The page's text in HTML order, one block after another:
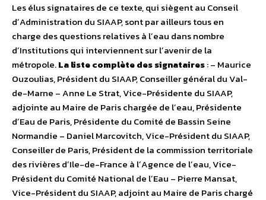
Les élus signataires de ce texte, qui siègent au Conseil
dʼAdministration du SIAAP, sont par ailleurs tous en
charge des questions relatives à lʼeau dans nombre
dʼInstitutions qui interviennent sur lʼavenir de la
métropole.La liste complète des signataires: – Maurice
Ouzoulias, Président du SIAAP, Conseiller général du Val-
de-Marne – Anne Le Strat, Vice-Présidente du SIAAP,
adjointe au Maire de Paris chargée de lʼeau, Présidente
dʼEau de Paris, Présidente du Comité de Bassin Seine
Normandie – Daniel Marcovitch, Vice-Président du SIAAP,
Conseiller de Paris, Président de la commission territoriale
des rivières dʼIle-de-France à lʼAgence de lʼeau, Vice-
Président du Comité National de lʼEau – Pierre Mansat,
Vice-Président du SIAAP, adjoint au Maire de Paris chargé